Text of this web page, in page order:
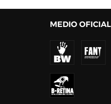
MEDIO OFICIAL